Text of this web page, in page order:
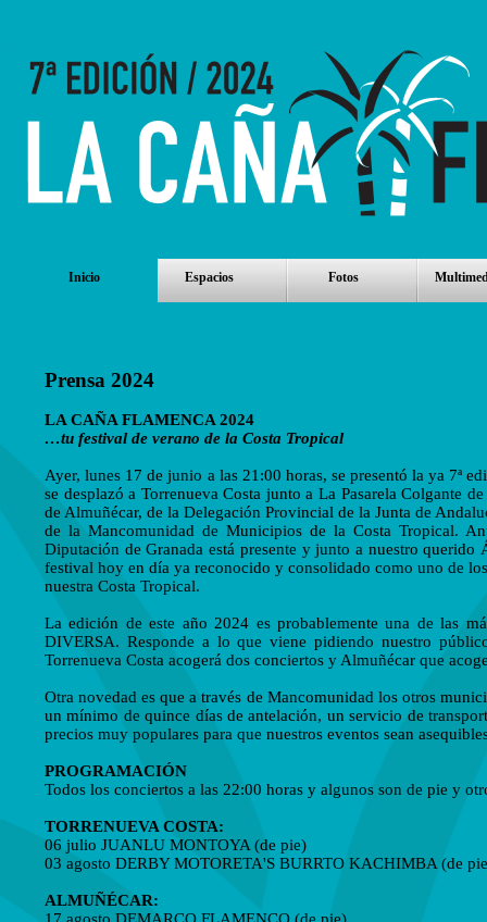
Prensa 2024
LA CAÑA FLAMENCA 2024
…tu festival de verano de la Costa Tropical
Ayer, lunes 17 de junio a las 21:00 horas, se presentó la ya 7ª
se desplazó a Torrenueva Costa junto a La Pasarela Colgante
de Almuñécar, de la Delegación Provincial de la Junta de
de la Mancomunidad de Municipios de la Costa Tropical.
Diputación de Granada está presente y junto a nuestro
festival hoy en día ya reconocido y consolidado como uno de
nuestra Costa Tropical.
La edición de este año 2024 es probablemente una de las
DIVERSA. Responde a lo que viene pidiendo nuestro
Torrenueva Costa acogerá dos conciertos y Almuñécar que
Otra novedad es que a través de Mancomunidad los otros
un mínimo de quince días de antelación, un servicio de
precios muy populares para que nuestros eventos sean
PROGRAMACIÓN
Todos los conciertos a las 22:00 horas y algunos son de pie y
TORRENUEVA COSTA:
06 julio JUANLU MONTOYA (de pie)
03 agosto DERBY MOTORETA'S BURRTO KACHIMBA (de
ALMUÑÉCAR:
Inicio Espacios Fotos